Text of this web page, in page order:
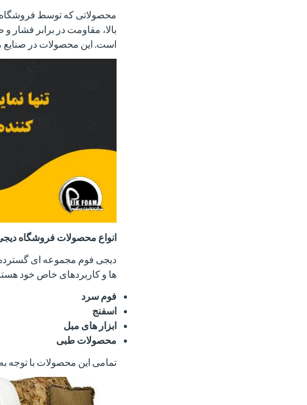
محصولاتی که توسط فروشگاه
بالا، مقاومت در برابر فشار
است. این محصولات در صنایع
انواع محصولات فروشگاه
دیجی فوم مجموعه ای
ها و کاربردهای خاص خود
فوم سرد
اسفنج
ابزار های مبل
محصولات طبی
تمامی این محصولات با توجه